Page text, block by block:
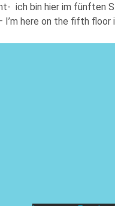
ich bin hier im
here on the fifth floor